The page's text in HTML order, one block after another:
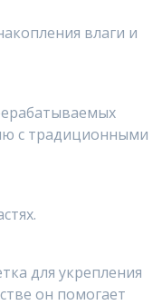
влаги и
с традиционными
для укрепления
он помогает